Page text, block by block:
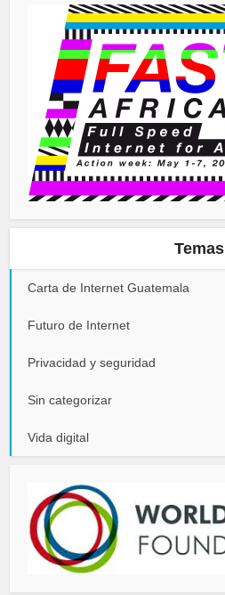
Temas
Carta de Internet Guatemala
Futuro de Internet
Privacidad y seguridad
Sin categorizar
Vida digital